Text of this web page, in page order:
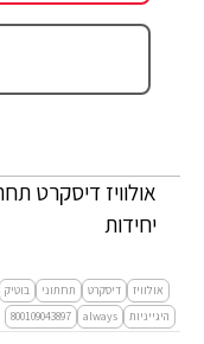
יחידות
אולוויז דיסקרט תחתוני בוטיק
היגייניות
always
800109043897